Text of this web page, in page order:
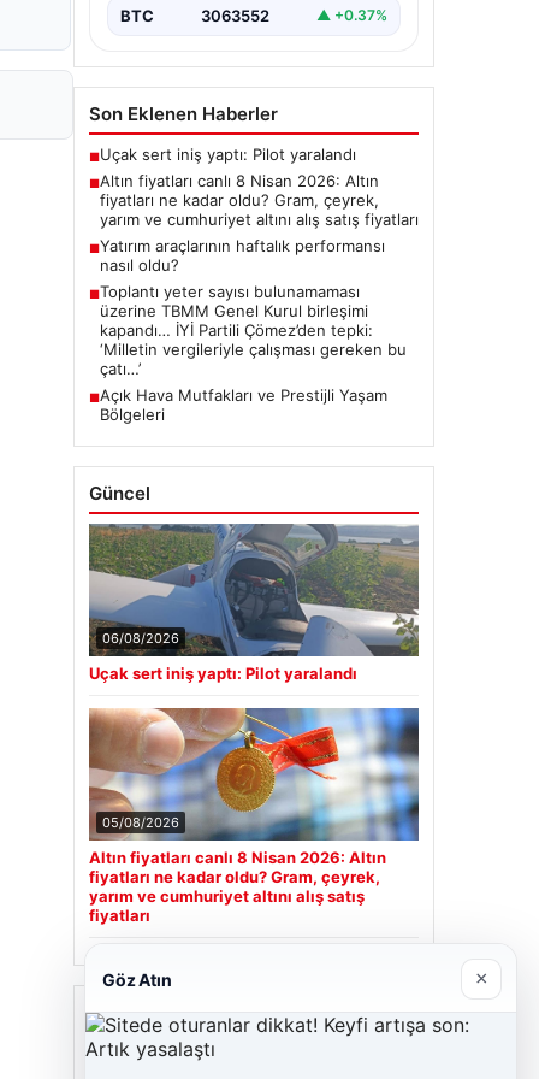
BTC 3063552 ▲ +0.37%
Son Eklenen Haberler
■Uçak sert iniş yaptı: Pilot yaralandı
■Altın fiyatları canlı 8 Nisan 2026: Altın
fiyatları ne kadar oldu? Gram, çeyrek,
yarım ve cumhuriyet altını alış satış fiyatları
■Yatırım araçlarının haftalık performansı
nasıl oldu?
■Toplantı yeter sayısı bulunamaması
üzerine TBMM Genel Kurul birleşimi
kapandı… İYİ Partili Çömez’den tepki:
‘Milletin vergileriyle çalışması gereken bu
çatı…’
■Açık Hava Mutfakları ve Prestijli Yaşam
Bölgeleri
Güncel
06/08/2026
Uçak sert iniş yaptı: Pilot yaralandı
05/08/2026
Altın fiyatları canlı 8 Nisan 2026: Altın
fiyatları ne kadar oldu? Gram, çeyrek,
yarım ve cumhuriyet altını alış satış
fiyatları
Son Eklenen Firmalar
Hastaş Beton
Göz Atın ×